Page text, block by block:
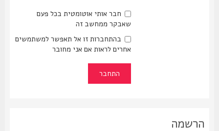
חבר אותי אוטומטית בכל פעם
שאבקר ממחשב זה
בהתחברות זו אל תאפשר למשתמשים
אחרים לראות אם אני מחובר
הרשמה